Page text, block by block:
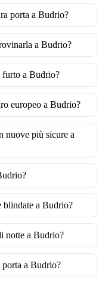
porta a Budrio?
a Budrio?
furto a Budrio?
europeo a Budrio?
nuove più sicure a
blindate a Budrio?
notte a Budrio?
porta a Budrio?